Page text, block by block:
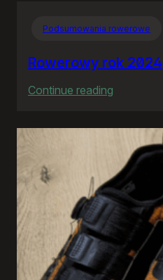
Podsumowania rowerowe
Rowerowy rok 2024
Continue reading
rok
2024